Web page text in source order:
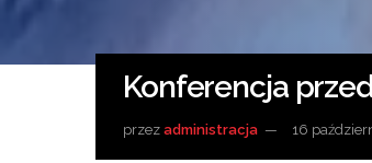
Konferencja
przez administracja 16